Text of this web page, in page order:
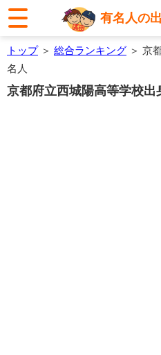
有名人の
トップ＞ 総合ランキング ＞ 京
名人
京都府立西城陽高等学校出